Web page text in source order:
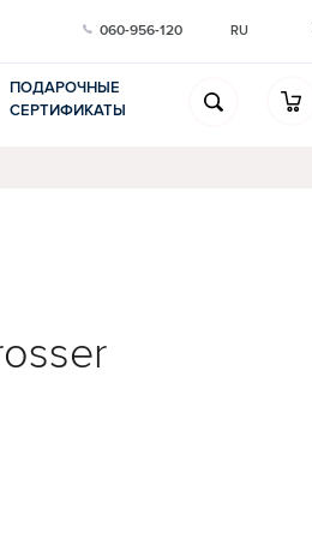
060-956-120 RU
ПОДАРОЧНЫЕ
СЕРТИФИКАТЫ